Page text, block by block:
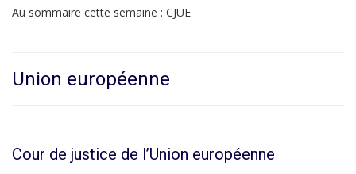
Au sommaire cette semaine : CJUE
Union européenne
Cour de justice de l’Union européenne